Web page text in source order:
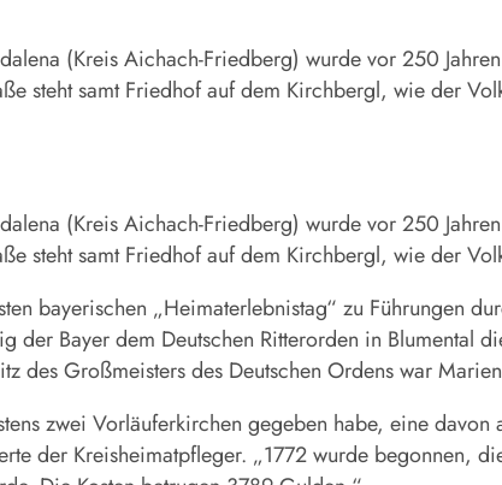
(Kreis Aichach-Friedberg) wurde vor 250
steht samt Friedhof auf dem Kirchbergl, wie der
(Kreis Aichach-Friedberg) wurde vor 250
steht samt Friedhof auf dem Kirchbergl, wie der
bayerischen „Heimaterlebnistag“ zu Führungen
der Bayer dem Deutschen Ritterorden in Blumental
des Großmeisters des Deutschen Ordens war
zwei Vorläuferkirchen gegeben habe, eine
der Kreisheimatpfleger. „1772 wurde begonnen,